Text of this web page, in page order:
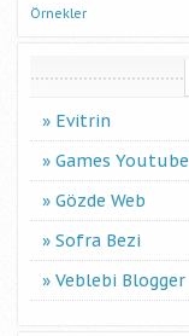
Örnekler
Evitrin
Games Youtube
Gözde Web
Sofra Bezi
Veblebi Blogger